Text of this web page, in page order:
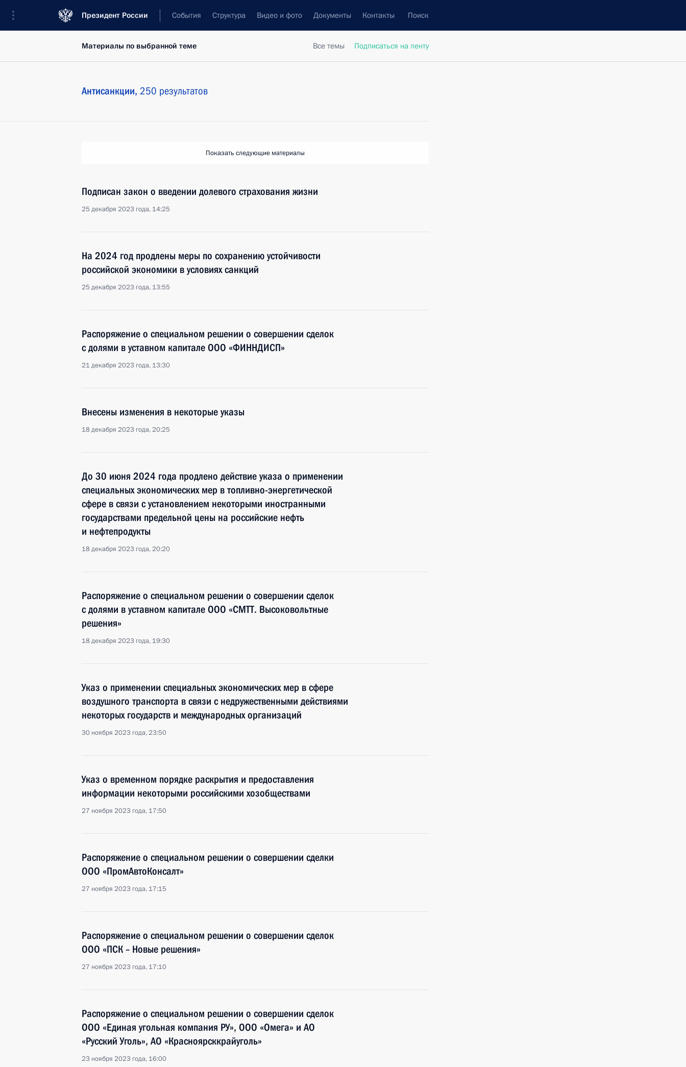
Президент России События Структура Видео и фото Документы Контакты Поиск
Все темы Подписаться на ленту
Материалы по выбранной теме
Антисанкции, 250 результатов
Показать следующие материалы
Подписан закон о введении долевого страхования жизни
25 декабря 2023 года, 14:25
На 2024 год продлены меры по сохранению устойчивости
российской экономики в условиях санкций
25 декабря 2023 года, 13:55
Распоряжение о специальном решении о совершении сделок
с долями в уставном капитале ООО «ФИННДИСП»
21 декабря 2023 года, 13:30
Внесены изменения в некоторые указы
18 декабря 2023 года, 20:25
До 30 июня 2024 года продлено действие указа о применении
специальных экономических мер в топливно-энергетической
сфере в связи с установлением некоторыми иностранными
государствами предельной цены на российские нефть
и нефтепродукты
18 декабря 2023 года, 20:20
Распоряжение о специальном решении о совершении сделок
с долями в уставном капитале ООО «СМТТ. Высоковольтные
решения»
18 декабря 2023 года, 19:30
Указ о применении специальных экономических мер в сфере
воздушного транспорта в связи с недружественными действиями
некоторых государств и международных организаций
30 ноября 2023 года, 23:50
Указ о временном порядке раскрытия и предоставления
информации некоторыми российскими хозобществами
27 ноября 2023 года, 17:50
Распоряжение о специальном решении о совершении сделки
ООО «ПромАвтоКонсалт»
27 ноября 2023 года, 17:15
Распоряжение о специальном решении о совершении сделок
ООО «ПСК – Новые решения»
27 ноября 2023 года, 17:10
Распоряжение о специальном решении о совершении сделок
ООО «Единая угольная компания РУ», ООО «Омега» и АО
«Русский Уголь», АО «Красноярсккрайуголь»
23 ноября 2023 года, 16:00